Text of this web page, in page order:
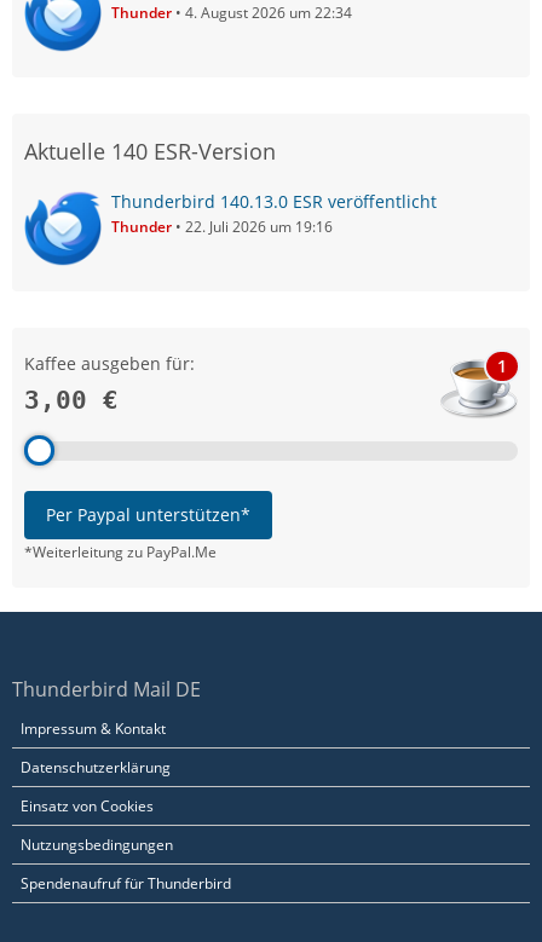
Thunder 4. August 2026 um 22:34
Aktuelle 140 ESR-Version
Thunderbird 140.13.0 ESR veröffentlicht
Thunder 22. Juli 2026 um 19:16
Kaffee ausgeben für:
3,00 €
1
Per Paypal unterstützen*
*Weiterleitung zu PayPal.Me
Thunderbird Mail DE
Impressum & Kontakt
Datenschutzerklärung
Einsatz von Cookies
Nutzungsbedingungen
Spendenaufruf für Thunderbird